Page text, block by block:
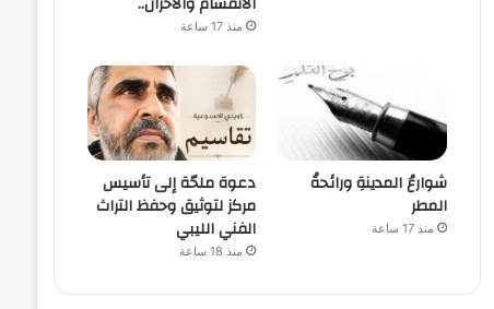
منذ 17 ساعة
شوارعُ المدينةِ ورائحةُ
المطر
منذ 17 ساعة
دعوة ملحّة إلى تأسيس
مركز لتوثيق وحفظ التراث
الفني الليبي
منذ 18 ساعة